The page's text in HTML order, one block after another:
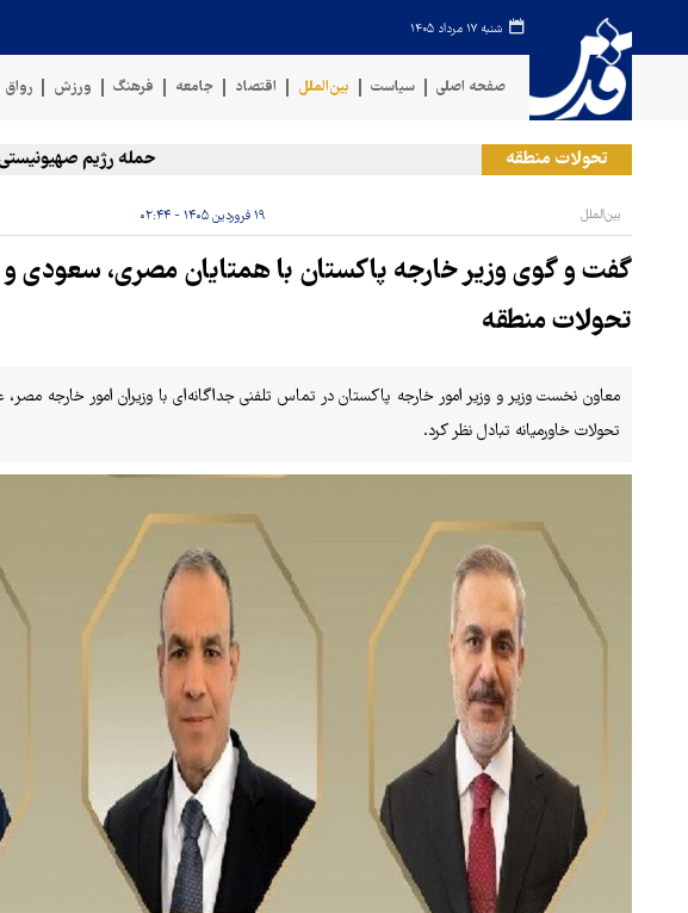
شنبه ۱۷ مرداد ۱۴۰۵
صفحه اصلی سیاست بین‌الملل اقتصاد جامعه فرهنگ ورزش رواق
تحولات منطقه حمله رژیم صهیونیستی
بین‌الملل ۱۹ فروردین ۱۴۰۵ - ۰۲:۴۴
گفت و گوی وزیر خارجه پاکستان با همتایان مصری، سعودی و
تحولات منطقه
معاون نخست وزیر و وزیر امور خارجه پاکستان در تماس تلفنی جداگانه‌ای با وزیران امور خارجه
تحولات خاورمیانه تبادل نظر کرد.